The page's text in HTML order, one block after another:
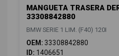
MANGUETA TRASERA
33308842880
BMW SERIE 1 LIM. (F40) 120I
OEM: 33308842880
ID: 1406651